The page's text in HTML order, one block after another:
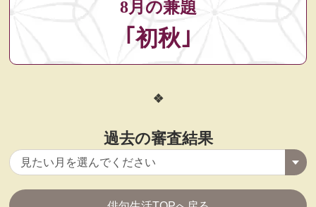
8月の兼題
｢初秋｣
過去の審査結果